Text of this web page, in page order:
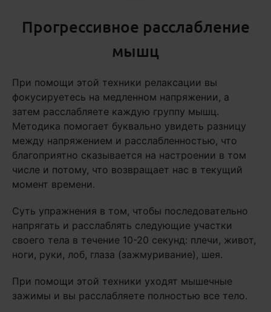
Прогрессивное расслабление
мышц
При помощи этой техники релаксации вы
фокусируетесь на медленном напряжении, а
затем расслабляете каждую группу мышц.
Методика помогает буквально увидеть разницу
между напряжением и расслабленностью, что
благоприятно сказывается на настроении в том
числе и потому, что возвращает нас в текущий
момент времени.
Суть упражнения в том, чтобы последовательно
напрягать и расслаблять следующие участки
своего тела в течение 10-20 секунд: плечи, живот,
ноги, руки, лоб, глаза (зажмуривание), шея.
При помощи этой техники уходят мышечные
зажимы и вы расслабляете полностью все тело.